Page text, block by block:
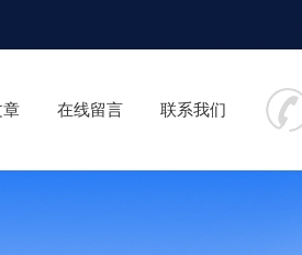
在线留言 联系我们